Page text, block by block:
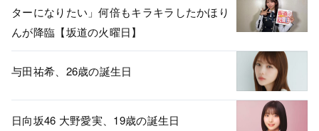
ターになりたい」何倍もキラキラしたかほり
んが降臨【坂道の火曜日】
与田祐希、26歳の誕生日
日向坂46 大野愛実、19歳の誕生日